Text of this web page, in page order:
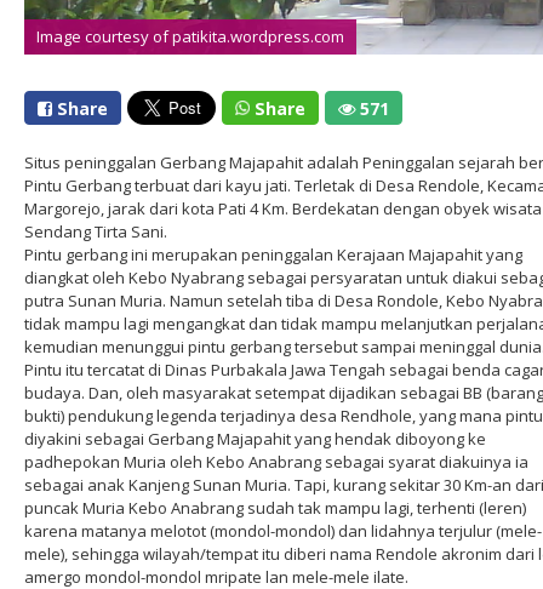
Image courtesy of patikita.wordpress.com
Share Share 571
Situs peninggalan Gerbang Majapahit adalah Peninggalan sejarah
Pintu Gerbang terbuat dari kayu jati. Terletak di Desa Rendole,
Margorejo, jarak dari kota Pati 4 Km. Berdekatan dengan obyek wisata
Sendang Tirta Sani.
Pintu gerbang ini merupakan peninggalan Kerajaan Majapahit yang
diangkat oleh Kebo Nyabrang sebagai persyaratan untuk diakui
putra Sunan Muria. Namun setelah tiba di Desa Rondole, Kebo
tidak mampu lagi mengangkat dan tidak mampu melanjutkan
kemudian menunggui pintu gerbang tersebut sampai meninggal
Pintu itu tercatat di Dinas Purbakala Jawa Tengah sebagai benda
budaya. Dan, oleh masyarakat setempat dijadikan sebagai BB (barang
bukti) pendukung legenda terjadinya desa Rendhole, yang mana
diyakini sebagai Gerbang Majapahit yang hendak diboyong ke
padhepokan Muria oleh Kebo Anabrang sebagai syarat diakuinya ia
sebagai anak Kanjeng Sunan Muria. Tapi, kurang sekitar 30 Km-an dari
puncak Muria Kebo Anabrang sudah tak mampu lagi, terhenti (leren)
karena matanya melotot (mondol-mondol) dan lidahnya terjulur (mele-
mele), sehingga wilayah/tempat itu diberi nama Rendole akronim dari
amergo mondol-mondol mripate lan mele-mele ilate.